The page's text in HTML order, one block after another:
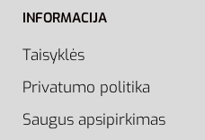
INFORMACIJA
Taisyklės
Privatumo politika
Saugus apsipirkimas